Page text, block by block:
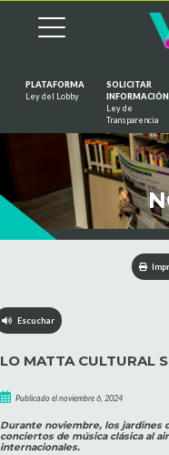
PLATAFORMA
Ley del Lobby
SOLICITAR
INFORMACIÓN
Ley de
Transparencia
Escuchar
LO MATTA CULTURAL
Publicado el noviembre 6, 2024
Durante noviembre, los jardines
conciertos de música clásica al
internacionales.